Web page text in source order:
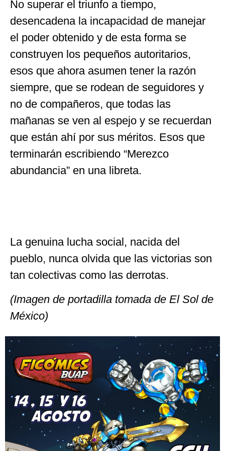
No superar el triunfo a tiempo,
desencadena la incapacidad de manejar
el poder obtenido y de esta forma se
construyen los pequeños autoritarios,
esos que ahora asumen tener la razón
siempre, que se rodean de seguidores y
no de compañeros, que todas las
mañanas se ven al espejo y se recuerdan
que están ahí por sus méritos. Esos que
terminarán escribiendo “Merezco
abundancia” en una libreta.
La genuina lucha social, nacida del
pueblo, nunca olvida que las victorias son
tan colectivas como las derrotas.
(Imagen de portadilla tomada de El Sol de
México)